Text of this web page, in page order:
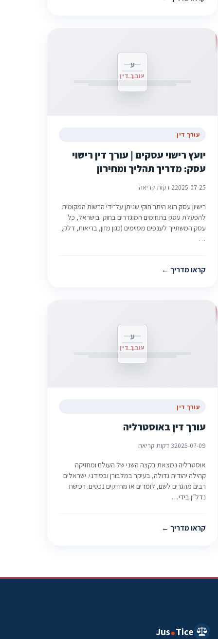
ע
עורך דין
עורך דין
יועץ רישוי עסקים | עורך דין רישוי
עסק: מדריך תהליך ומחירון
2025-07-252 דקות קריאה
רישיון עסק הוא היתר חוקי שניתן על־ידי הרשות המקומית
להפעלת עסק בתחומים המוגדרים בחוק. בישראל, כל
עסק המשתייך לענפים מסוימים (כגון מזון, בריאות, דלק,
…
קראו מדריך
ע
עורך דין
עורך דין
עורך דין באוסטרליה
2025-07-093 דקות קריאה
אוסטרליה נמצאת בקצה השני של העולם ומחזיקה
קהילה יהודית גדולה, בעיקר במלבורן ובסידני. ישראלים
רבים מהגרים לשם, לומדים או מחזיקים נכסים. רכישת
נדל״ן בידי…
קראו מדריך
Jus Tice